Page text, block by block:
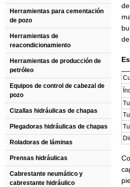
Herramientas para cementación
de pozo
Herramientas de
reacondicionamiento
Herramientas de producción de
petróleo
Equipos de control de cabezal de
pozo
Cizallas hidráulicas de chapas
Plegadoras hidráulicas de chapas
Roladoras de láminas
Prensas hidráulicas
Cabrestante neumático y
cabrestante hidráulico